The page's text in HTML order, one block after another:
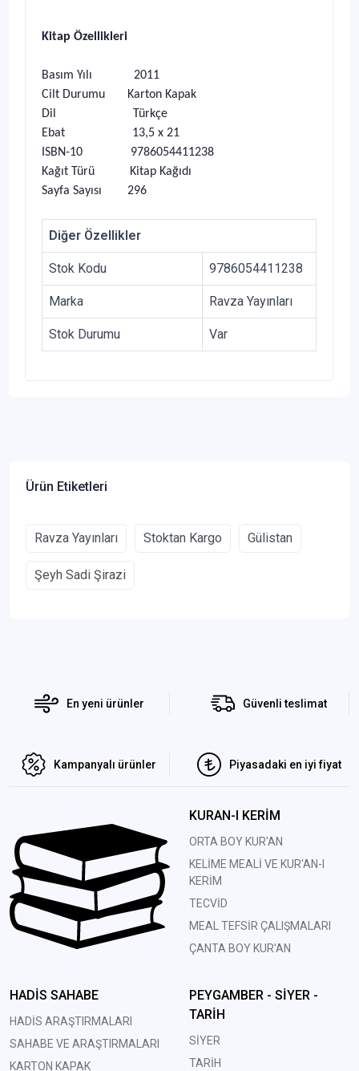
Kitap Özellikleri
Basım Yılı 2011
Cilt Durumu Karton Kapak
Dil Türkçe
Ebat 13,5 x 21
ISBN-10 9786054411238
Kağıt Türü Kitap Kağıdı
Sayfa Sayısı 296
Diğer Özellikler
Stok Kodu 9786054411238
Marka Ravza Yayınları
Stok Durumu Var
Ürün Etiketleri
Ravza Yayınları Stoktan Kargo Gülistan
Şeyh Sadi Şirazi
En yeni ürünler Güvenli teslimat
Kampanyalı ürünler Piyasadaki en iyi fiyat
KURAN-I KERİM
ORTA BOY KUR'AN
KELİME MEALİ VE KUR'AN-I
KERİM
TECVİD
MEAL TEFSİR ÇALIŞMALARI
ÇANTA BOY KUR'AN
HADİS SAHABE
HADİS ARAŞTIRMALARI
SAHABE VE ARAŞTIRMALARI
KARTON KAPAK
PEYGAMBER - SİYER -
TARİH
SİYER
TARİH